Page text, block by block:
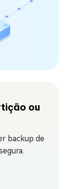
ou
backup de